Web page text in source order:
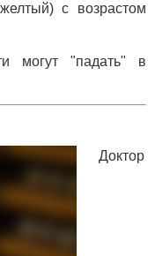
с возрастом
могут "падать" в
Доктор